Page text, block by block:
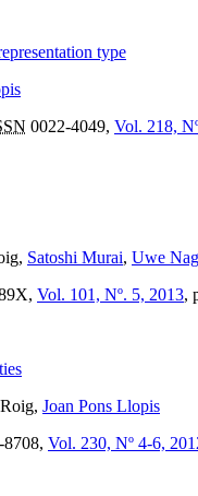
type
0022-4049, Vol. 218,
Satoshi Murai, Uwe
Vol. 101, Nº. 5, 2013,
Joan Pons Llopis
8708, Vol. 230, Nº 4-6,